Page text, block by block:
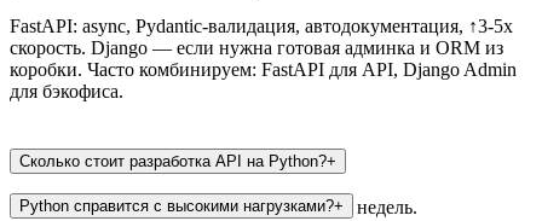
FastAPI: async, Pydantic-валидация, автодокументация, ↑3-5x
скорость. Django — если нужна готовая админка и ORM из
коробки. Часто комбинируем: FastAPI для API, Django Admin
для бэкофиса.
Сколько стоит разработка API на Python?+
MVP (до 20 endpoints): от 500 000 ₽ за 4-6 недель.
Python справится с высокими нагрузками?+